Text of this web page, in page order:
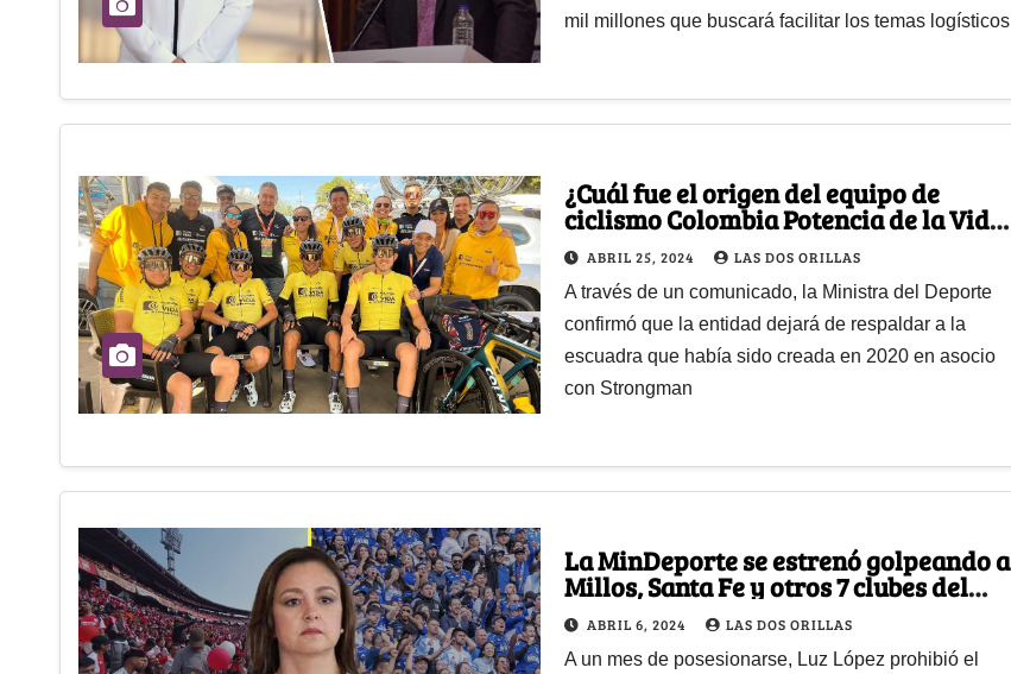
mil millones que buscará facilitar los temas logísticos
¿Cuál fue el origen del equipo de
ciclismo Colombia Potencia de la Vida
y por qué llegó a su fin?
ABRIL 25, 2024 LAS DOS ORILLAS
A través de un comunicado, la Ministra del Deporte
confirmó que la entidad dejará de respaldar a la
escuadra que había sido creada en 2020 en asocio
con Strongman
La MinDeporte se estrenó golpeando a
Millos, Santa Fe y otros 7 clubes del
fútbol colombiano
ABRIL 6, 2024 LAS DOS ORILLAS
A un mes de posesionarse, Luz López prohibió el